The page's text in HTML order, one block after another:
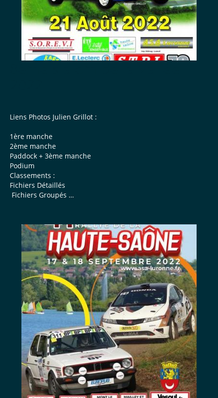
Liens Photos Julien Grillot :
1ère manche
2ème manche
Paddock + 3ème manche
Podium
Classements :
Fichiers Détaillés
Fichiers Groupés
Règlement ...